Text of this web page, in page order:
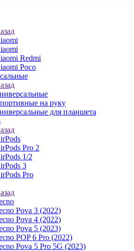
Redmi
Poco
на руку
для планшета
Pro 2
1/2
3
Pro
Pova 3 (2022)
Pova 4 (2022)
Pova 5 (2023)
POP 6 Pro (2022)
Pova 5 Pro 5G (2023)